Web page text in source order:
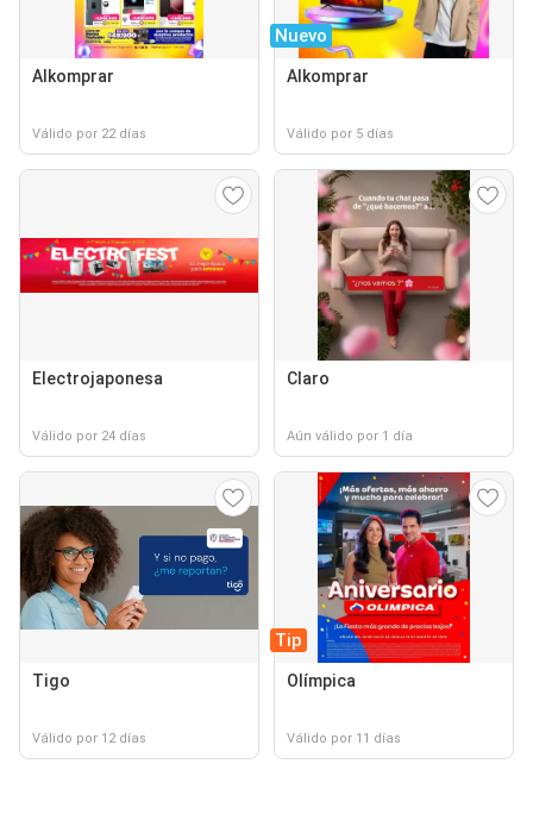
Alkomprar
Válido por 22 días
Nuevo
Alkomprar
Válido por 5 días
Electrojaponesa
Válido por 24 días
Claro
Aún válido por 1 día
Tigo
Válido por 12 días
Tip
Olímpica
Válido por 11 días